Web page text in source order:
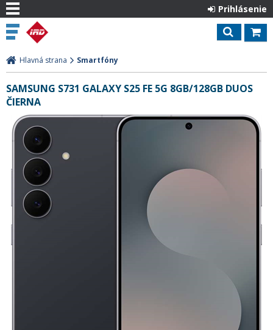
Prihlásenie
Hlavná strana Smartfóny
SAMSUNG S731 GALAXY S25 FE 5G 8GB/128GB DUOS
ČIERNA